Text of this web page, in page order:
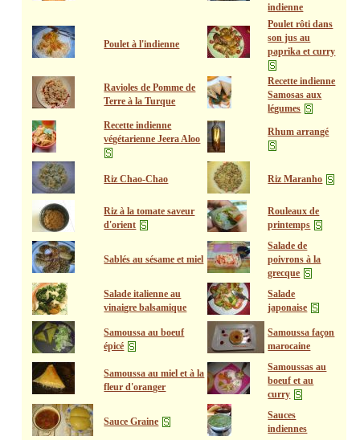
indienne
Poulet à l'indienne
Poulet rôti dans
son jus au
paprika et curry
Ravioles de Pomme de
Terre à la Turque
Recette indienne
Samosas aux
légumes
Recette indienne
végétarienne Jeera Aloo
Rhum arrangé
Riz Chao-Chao Riz Maranho
Riz à la tomate saveur
d'orient
Rouleaux de
printemps
Sablés au sésame et miel
Salade de
poivrons à la
grecque
Salade italienne au
vinaigre balsamique
Salade
japonaise
Samoussa au boeuf
épicé
Samoussa façon
marocaine
Samoussa au miel et à la
fleur d'oranger
Samoussas au
boeuf et au
curry
Sauce Graine
Sauces
indiennes